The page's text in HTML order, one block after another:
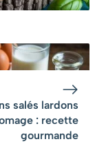
salés lardons
: recette
gourmande